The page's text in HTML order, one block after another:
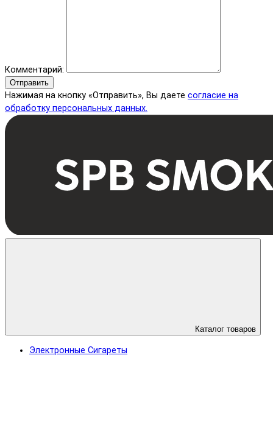
Комментарий:
Отправить
Нажимая на кнопку «Отправить», Вы даете согласие на
обработку персональных данных.
Каталог товаров
Электронные Сигареты